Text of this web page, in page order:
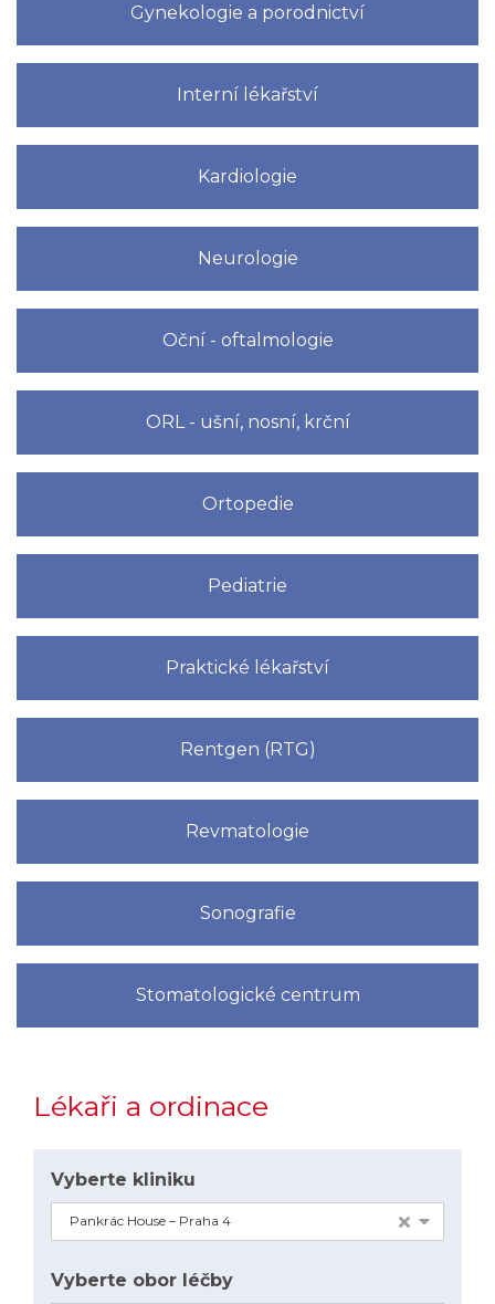
Gynekologie a porodnictví
Interní lékařství
Kardiologie
Neurologie
Oční - oftalmologie
ORL - ušní, nosní, krční
Ortopedie
Pediatrie
Praktické lékařství
Rentgen (RTG)
Revmatologie
Sonografie
Stomatologické centrum
Lékaři a ordinace
Vyberte kliniku
Pankrác House –⁠⁠⁠⁠⁠⁠ Praha 4
Vyberte obor léčby